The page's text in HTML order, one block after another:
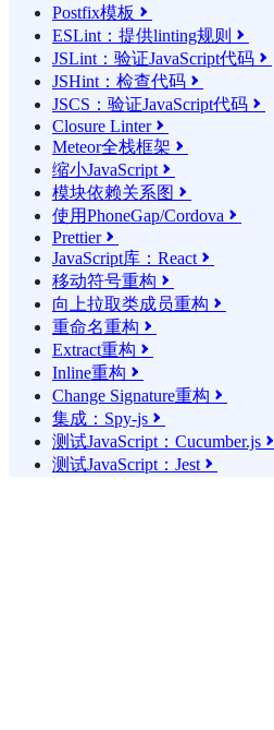
Postfix模板 
ESLint：提供linting规则 
JSLint：验证JavaScript代码 
JSHint：检查代码 
JSCS：验证JavaScript代码 
Closure Linter
Meteor全栈框架 
缩小JavaScript 
模块依赖关系图 
使用PhoneGap/Cordova 
Prettier
JavaScript库：React 
移动符号重构 
向上拉取类成员重构 
重命名重构 
Extract重构 
Inline重构 
Change Signature重构 
集成：Spy-js 
测试JavaScript：Cucumber.js 
测试JavaScript：Jest 